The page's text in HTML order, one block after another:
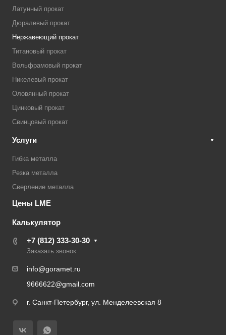
Латунный прокат
Дюралевый прокат
Нержавеющий прокат
Титановый прокат
Вольфрамовый прокат
Никелевый прокат
Оловянный прокат
Цинковый прокат
Свинцовый прокат
Услуги
Гибка металла
Резка металла
Сверление металла
Цены LME
Калькулятор
+7 (812) 333-30-30
Заказать звонок
info@goramet.ru
9666622@gmail.com
г. Санкт-Петербург, ул. Менделеевская 8